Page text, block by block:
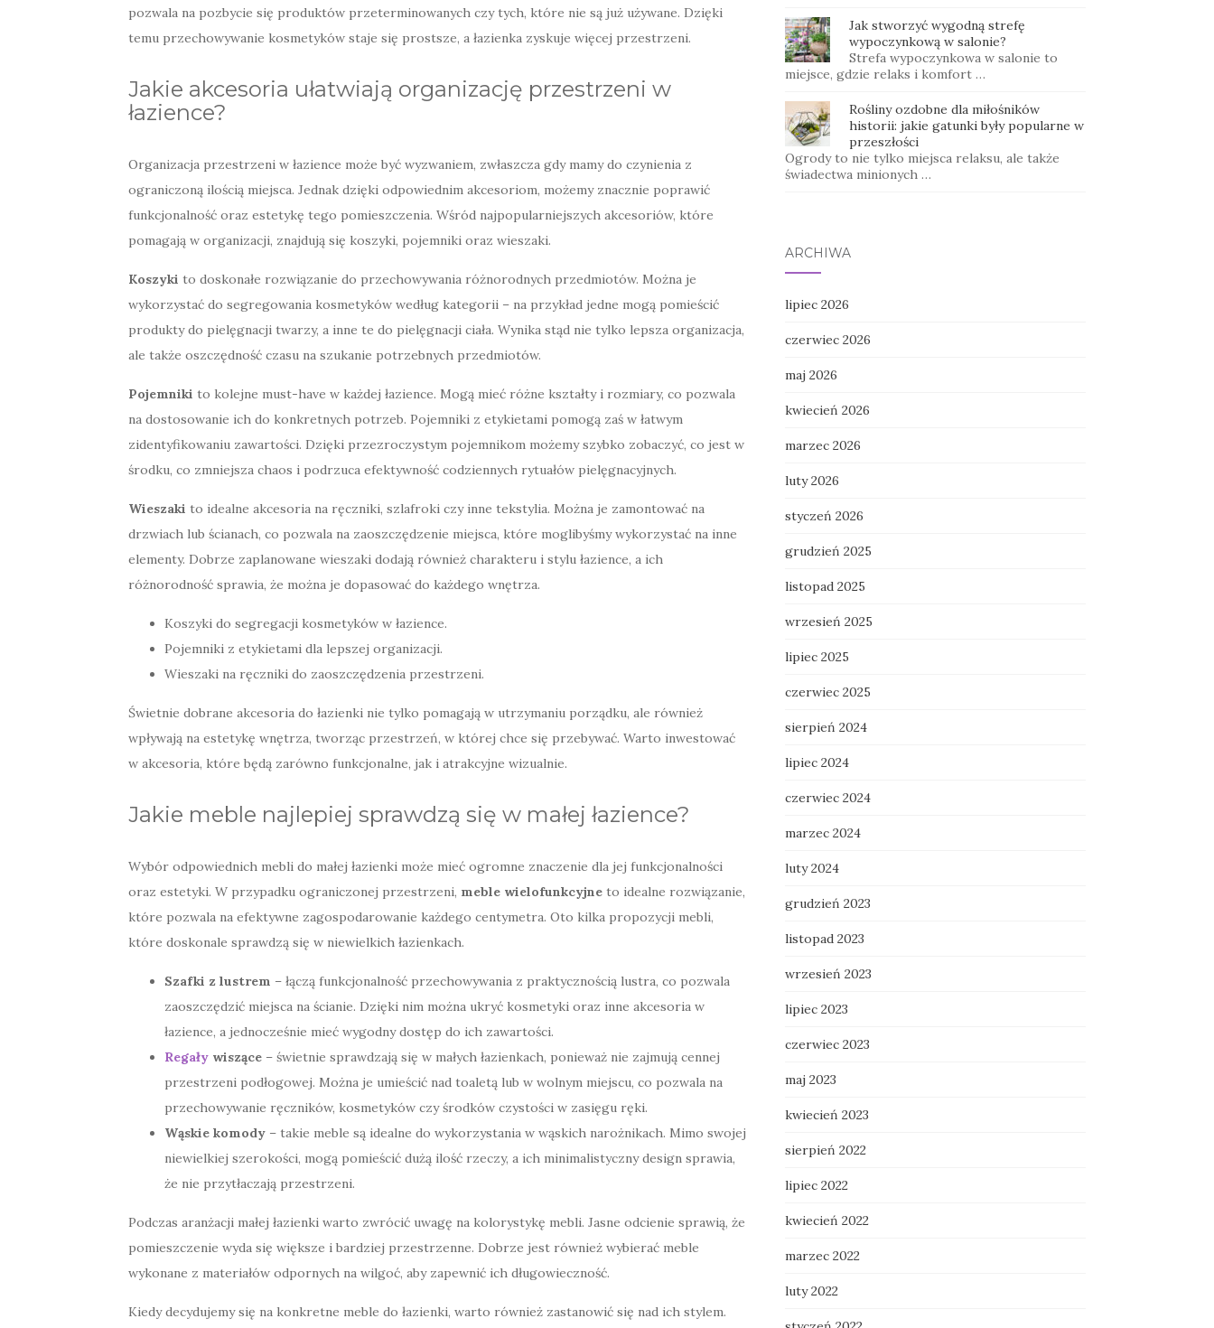
pozwala na pozbycie się produktów przeterminowanych czy tych, które nie są już używane. Dzięki
temu przechowywanie kosmetyków staje się prostsze, a łazienka zyskuje więcej przestrzeni.
Jakie akcesoria ułatwiają organizację przestrzeni w
łazience?
Organizacja przestrzeni w łazience może być wyzwaniem, zwłaszcza gdy mamy do czynienia z
ograniczoną ilością miejsca. Jednak dzięki odpowiednim akcesoriom, możemy znacznie poprawić
funkcjonalność oraz estetykę tego pomieszczenia. Wśród najpopularniejszych akcesoriów, które
pomagają w organizacji, znajdują się koszyki, pojemniki oraz wieszaki.
Koszyki to doskonałe rozwiązanie do przechowywania różnorodnych przedmiotów. Można je
wykorzystać do segregowania kosmetyków według kategorii – na przykład jedne mogą pomieścić
produkty do pielęgnacji twarzy, a inne te do pielęgnacji ciała. Wynika stąd nie tylko lepsza organizacja,
ale także oszczędność czasu na szukanie potrzebnych przedmiotów.
Pojemniki to kolejne must-have w każdej łazience. Mogą mieć różne kształty i rozmiary, co pozwala
na dostosowanie ich do konkretnych potrzeb. Pojemniki z etykietami pomogą zaś w łatwym
zidentyfikowaniu zawartości. Dzięki przezroczystym pojemnikom możemy szybko zobaczyć, co jest w
środku, co zmniejsza chaos i podrzuca efektywność codziennych rytuałów pielęgnacyjnych.
Wieszaki to idealne akcesoria na ręczniki, szlafroki czy inne tekstylia. Można je zamontować na
drzwiach lub ścianach, co pozwala na zaoszczędzenie miejsca, które moglibyśmy wykorzystać na inne
elementy. Dobrze zaplanowane wieszaki dodają również charakteru i stylu łazience, a ich
różnorodność sprawia, że można je dopasować do każdego wnętrza.
Koszyki do segregacji kosmetyków w łazience.
Pojemniki z etykietami dla lepszej organizacji.
Wieszaki na ręczniki do zaoszczędzenia przestrzeni.
Świetnie dobrane akcesoria do łazienki nie tylko pomagają w utrzymaniu porządku, ale również
wpływają na estetykę wnętrza, tworząc przestrzeń, w której chce się przebywać. Warto inwestować
w akcesoria, które będą zarówno funkcjonalne, jak i atrakcyjne wizualnie.
Jakie meble najlepiej sprawdzą się w małej łazience?
Wybór odpowiednich mebli do małej łazienki może mieć ogromne znaczenie dla jej funkcjonalności
oraz estetyki. W przypadku ograniczonej przestrzeni, meble wielofunkcyjne to idealne rozwiązanie,
które pozwala na efektywne zagospodarowanie każdego centymetra. Oto kilka propozycji mebli,
które doskonale sprawdzą się w niewielkich łazienkach.
Szafki z lustrem – łączą funkcjonalność przechowywania z praktycznością lustra, co pozwala
zaoszczędzić miejsca na ścianie. Dzięki nim można ukryć kosmetyki oraz inne akcesoria w
łazience, a jednocześnie mieć wygodny dostęp do ich zawartości.
Regały wiszące – świetnie sprawdzają się w małych łazienkach, ponieważ nie zajmują cennej
przestrzeni podłogowej. Można je umieścić nad toaletą lub w wolnym miejscu, co pozwala na
przechowywanie ręczników, kosmetyków czy środków czystości w zasięgu ręki.
Wąskie komody – takie meble są idealne do wykorzystania w wąskich narożnikach. Mimo swojej
niewielkiej szerokości, mogą pomieścić dużą ilość rzeczy, a ich minimalistyczny design sprawia,
że nie przytłaczają przestrzeni.
Podczas aranżacji małej łazienki warto zwrócić uwagę na kolorystykę mebli. Jasne odcienie sprawią, że
pomieszczenie wyda się większe i bardziej przestrzenne. Dobrze jest również wybierać meble
wykonane z materiałów odpornych na wilgoć, aby zapewnić ich długowieczność.
Kiedy decydujemy się na konkretne meble do łazienki, warto również zastanowić się nad ich stylem.
Jak stworzyć wygodną strefę
wypoczynkową w salonie?
Strefa wypoczynkowa w salonie to
miejsce, gdzie relaks i komfort …
Rośliny ozdobne dla miłośników
historii: jakie gatunki były popularne w
przeszłości
Ogrody to nie tylko miejsca relaksu, ale także
świadectwa minionych …
ARCHIWA
lipiec 2026
czerwiec 2026
maj 2026
kwiecień 2026
marzec 2026
luty 2026
styczeń 2026
grudzień 2025
listopad 2025
wrzesień 2025
lipiec 2025
czerwiec 2025
sierpień 2024
lipiec 2024
czerwiec 2024
marzec 2024
luty 2024
grudzień 2023
listopad 2023
wrzesień 2023
lipiec 2023
czerwiec 2023
maj 2023
kwiecień 2023
sierpień 2022
lipiec 2022
kwiecień 2022
marzec 2022
luty 2022